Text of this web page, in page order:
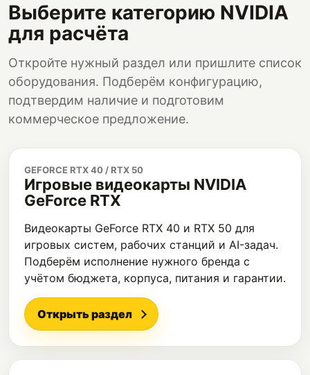
Выберите категорию NVIDIA
для расчёта
Откройте нужный раздел или пришлите список
оборудования. Подберём конфигурацию,
подтвердим наличие и подготовим
коммерческое предложение.
GEFORCE RTX 40 / RTX 50
Игровые видеокарты NVIDIA
GeForce RTX
Видеокарты GeForce RTX 40 и RTX 50 для
игровых систем, рабочих станций и AI-задач.
Подберём исполнение нужного бренда с
учётом бюджета, корпуса, питания и гарантии.
Открыть раздел